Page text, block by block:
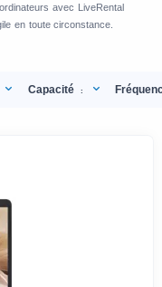
avec LiveRental
en toute circonstance.
Capacité :